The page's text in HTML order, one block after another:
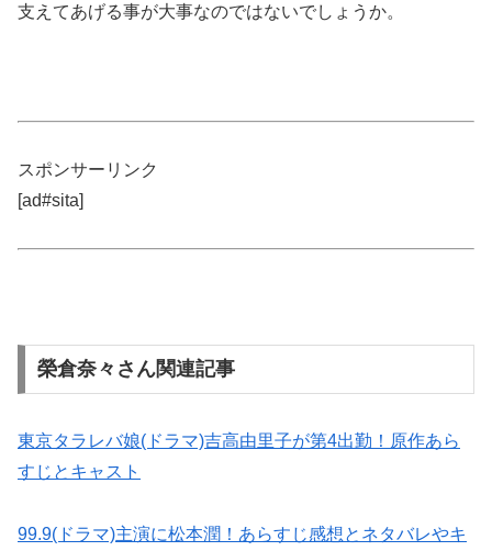
支えてあげる事が大事なのではないでしょうか。
スポンサーリンク
[ad#sita]
榮倉奈々さん関連記事
東京タラレバ娘(ドラマ)吉高由里子が第4出勤！原作あら
すじとキャスト
99.9(ドラマ)主演に松本潤！あらすじ感想とネタバレやキ